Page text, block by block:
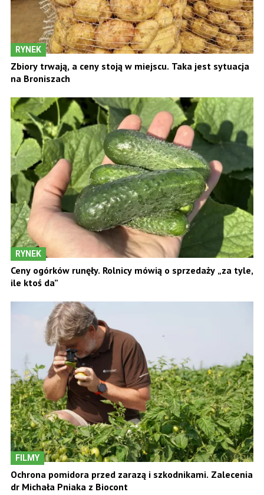
RYNEK
Zbiory trwają, a ceny stoją w miejscu. Taka jest sytuacja
na Broniszach
RYNEK
Ceny ogórków runęły. Rolnicy mówią o sprzedaży „za tyle,
ile ktoś da”
FILMY
Ochrona pomidora przed zarazą i szkodnikami. Zalecenia
dr Michała Pniaka z Biocont